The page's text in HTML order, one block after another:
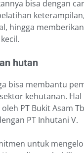
bisa dengan
hingga
hutan
bisa membantu
kehutanan.
PT Bukit Asam
PT Inhutani V.
untuk